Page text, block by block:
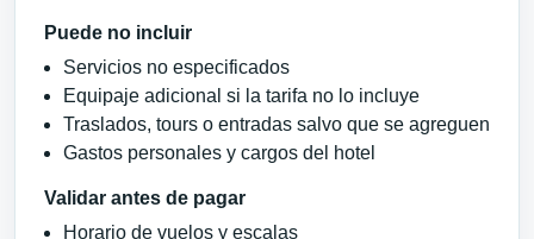
Puede no incluir
Servicios no especificados
Equipaje adicional si la tarifa no lo incluye
Traslados, tours o entradas salvo que se agreguen
Gastos personales y cargos del hotel
Validar antes de pagar
Horario de vuelos y escalas